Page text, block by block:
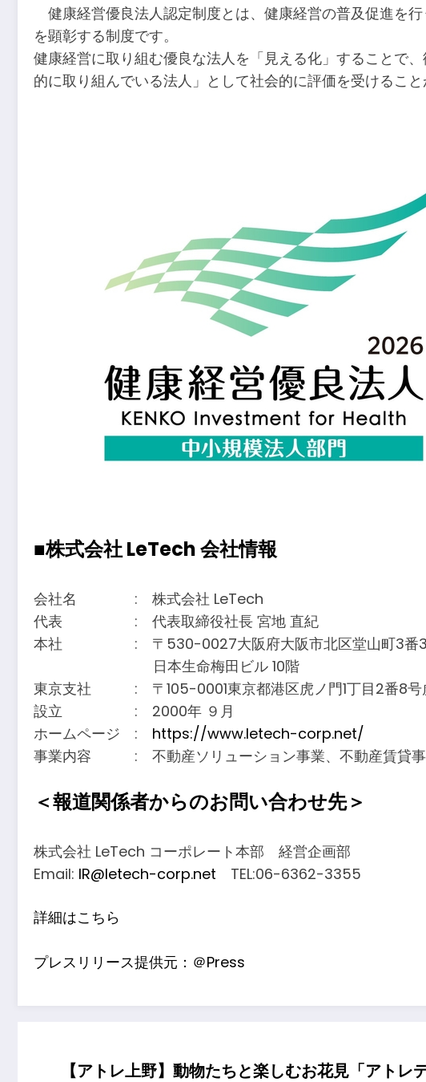
健康経営優良法人認定制度とは、健康経営の普及促進を
を顕彰する制度です。
健康経営に取り組む優良な法人を「見える化」することで
的に取り組んでいる法人」として社会的に評価を受けるこ
■株式会社 LeTech 会社情報
会社名 : 株式会社 LeTech
代表 : 代表取締役社長 宮地 直紀
本社 : 〒530-0027大阪府大阪市北区堂山町3番
日本生命梅田ビル 10階
東京支社 : 〒105-0001東京都港区虎ノ門1丁目2番8号
設立 : 2000年 ９月
ホームページ : https://www.letech-corp.net/
事業内容 : 不動産ソリューション事業、不動産賃貸
＜報道関係者からのお問い合わせ先＞
株式会社 LeTech コーポレート本部 経営企画部
Email: IR@letech-corp.net TEL:06-6362-3355
詳細はこちら
プレスリリース提供元：＠Press
【アトレ上野】動物たちと楽しむお花見「アト